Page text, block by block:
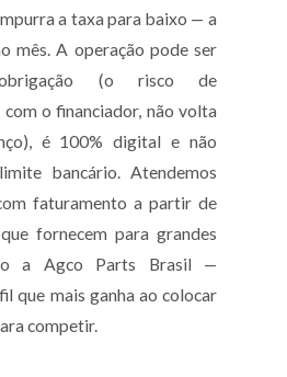
a taxa para baixo — a
mês. A operação pode ser
(o risco de
o financiador, não volta
é 100% digital e não
bancário. Atendemos
faturamento a partir de
fornecem para grandes
a Agco Parts Brasil —
que mais ganha ao colocar
competir.